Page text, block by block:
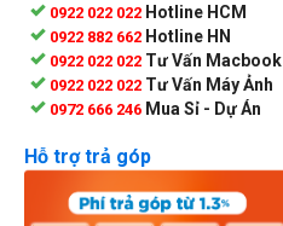
0922 022 022 Hotline HCM
0922 882 662 Hotline HN
0922 022 022 Tư Vấn Macbook
0922 022 022 Tư Vấn Máy Ảnh
0972 666 246 Mua Sỉ - Dự Án
Hỗ trợ trả góp